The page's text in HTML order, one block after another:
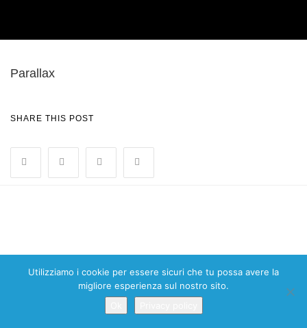
Parallax
SHARE THIS POST
Utilizziamo i cookie per essere sicuri che tu possa avere la
migliore esperienza sul nostro sito.